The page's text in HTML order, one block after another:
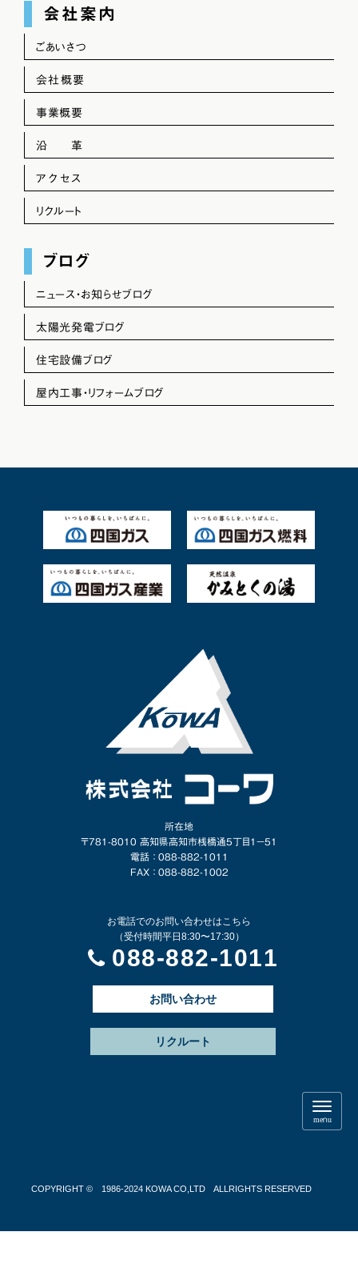
会社案内
ごあいさつ
会社概要
事業概要
沿 革
アクセス
リクルート
ブログ
ニュース・お知らせブログ
太陽光発電ブログ
住宅設備ブログ
屋内工事・リフォームブログ
所在地
〒781-8010 高知県高知市桟橋通5丁目1−51
電話 ： 088-882-1011
FAX ： 088-882-1002
お電話でのお問い合わせはこちら
（受付時間平日8:30〜17:30）
088-882-1011
お問い合わせ
リクルート
N
a
v
menu
COPYRIGHT © 1986-2024 KOWA CO,LTD ALLRIGHTS RESERVED